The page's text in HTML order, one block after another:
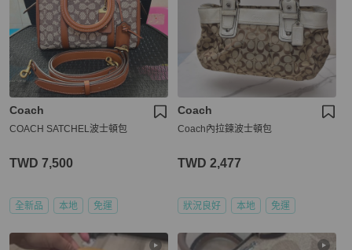
Coach
COACH SATCHEL波士頓包
TWD 7,500
全新品 本地 免運
Coach
Coach內拉鍊波士頓包
TWD 2,477
狀況良好 本地 免運